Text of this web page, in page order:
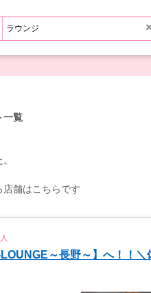
一覧
舗はこちらです
～長野～】へ！！